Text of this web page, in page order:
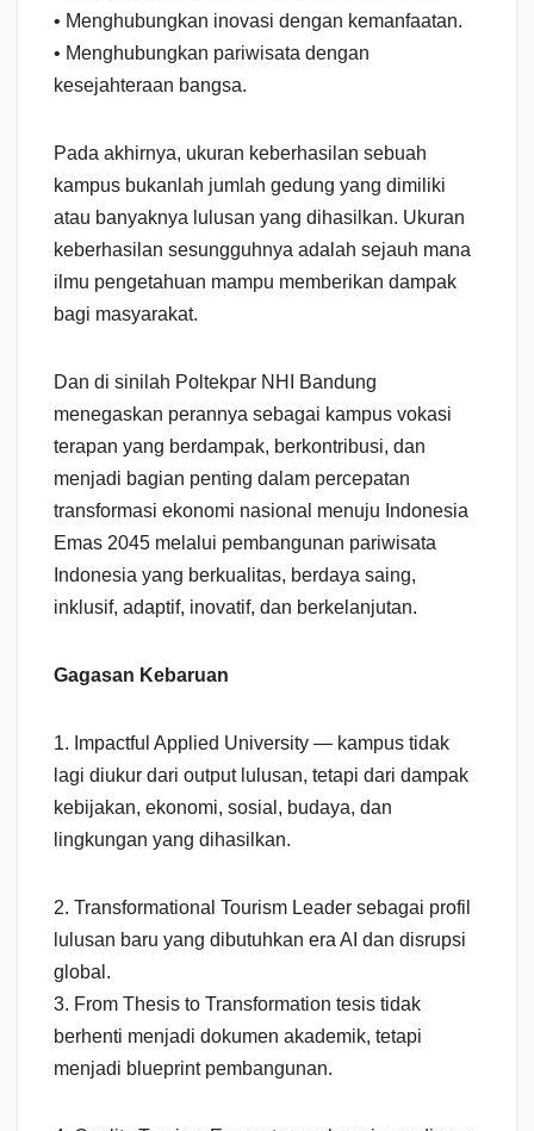
• Menghubungkan inovasi dengan kemanfaatan.
• Menghubungkan pariwisata dengan
kesejahteraan bangsa.
Pada akhirnya, ukuran keberhasilan sebuah
kampus bukanlah jumlah gedung yang dimiliki
atau banyaknya lulusan yang dihasilkan. Ukuran
keberhasilan sesungguhnya adalah sejauh mana
ilmu pengetahuan mampu memberikan dampak
bagi masyarakat.
Dan di sinilah Poltekpar NHI Bandung
menegaskan perannya sebagai kampus vokasi
terapan yang berdampak, berkontribusi, dan
menjadi bagian penting dalam percepatan
transformasi ekonomi nasional menuju Indonesia
Emas 2045 melalui pembangunan pariwisata
Indonesia yang berkualitas, berdaya saing,
inklusif, adaptif, inovatif, dan berkelanjutan.
Gagasan Kebaruan
1. Impactful Applied University — kampus tidak
lagi diukur dari output lulusan, tetapi dari dampak
kebijakan, ekonomi, sosial, budaya, dan
lingkungan yang dihasilkan.
2. Transformational Tourism Leader sebagai profil
lulusan baru yang dibutuhkan era AI dan disrupsi
global.
3. From Thesis to Transformation tesis tidak
berhenti menjadi dokumen akademik, tetapi
menjadi blueprint pembangunan.